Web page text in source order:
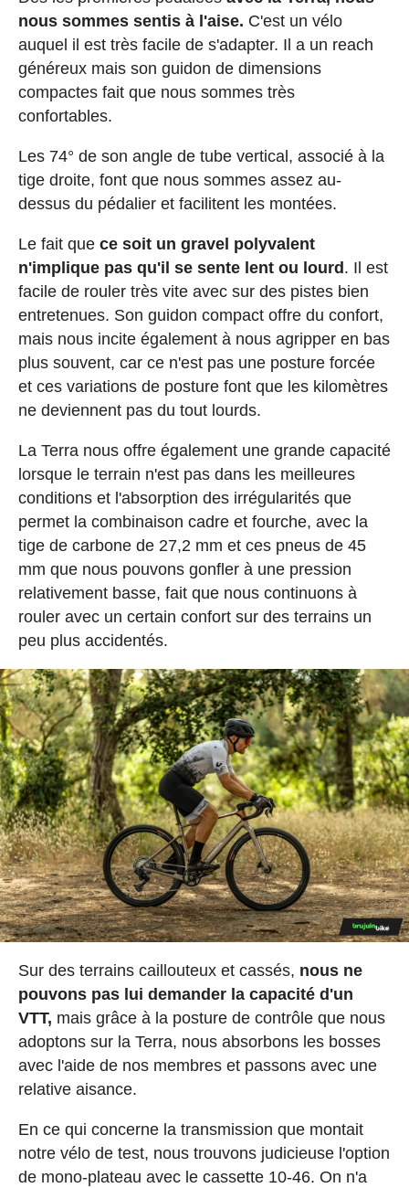
nous sommes sentis à l'aise. C'est un vélo
auquel il est très facile de s'adapter. Il a un reach
généreux mais son guidon de dimensions
compactes fait que nous sommes très
confortables.
Les 74° de son angle de tube vertical, associé à la
tige droite, font que nous sommes assez au-
dessus du pédalier et facilitent les montées.
Le fait que ce soit un gravel polyvalent
n'implique pas qu'il se sente lent ou lourd. Il est
facile de rouler très vite avec sur des pistes bien
entretenues. Son guidon compact offre du confort,
mais nous incite également à nous agripper en bas
plus souvent, car ce n'est pas une posture forcée
et ces variations de posture font que les kilomètres
ne deviennent pas du tout lourds.
La Terra nous offre également une grande capacité
lorsque le terrain n'est pas dans les meilleures
conditions et l'absorption des irrégularités que
permet la combinaison cadre et fourche, avec la
tige de carbone de 27,2 mm et ces pneus de 45
mm que nous pouvons gonfler à une pression
relativement basse, fait que nous continuons à
rouler avec un certain confort sur des terrains un
peu plus accidentés.
Sur des terrains caillouteux et cassés, nous ne
pouvons pas lui demander la capacité d'un
VTT, mais grâce à la posture de contrôle que nous
adoptons sur la Terra, nous absorbons les bosses
avec l'aide de nos membres et passons avec une
relative aisance.
En ce qui concerne la transmission que montait
notre vélo de test, nous trouvons judicieuse l'option
de mono-plateau avec le cassette 10-46. On n'a